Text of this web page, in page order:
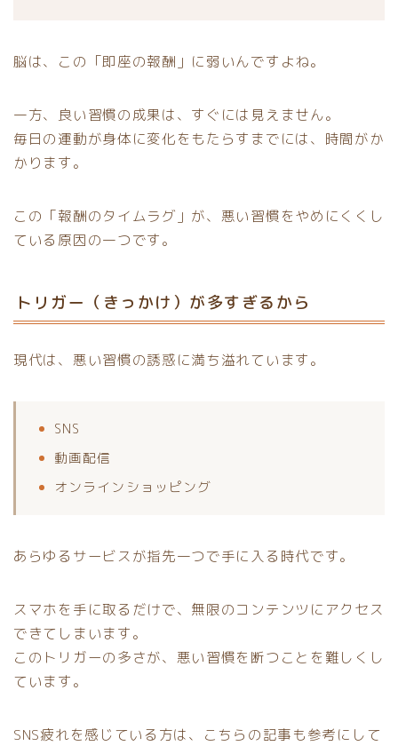
脳は、この「即座の報酬」に弱いんですよね。
一方、良い習慣の成果は、すぐには見えません。
毎日の運動が身体に変化をもたらすまでには、時間がか
かります。
この「報酬のタイムラグ」が、悪い習慣をやめにくくし
ている原因の一つです。
トリガー（きっかけ）が多すぎるから
現代は、悪い習慣の誘惑に満ち溢れています。
SNS
動画配信
オンラインショッピング
あらゆるサービスが指先一つで手に入る時代です。
スマホを手に取るだけで、無限のコンテンツにアクセス
できてしまいます。
このトリガーの多さが、悪い習慣を断つことを難しくし
ています。
SNS疲れを感じている方は、こちらの記事も参考にして